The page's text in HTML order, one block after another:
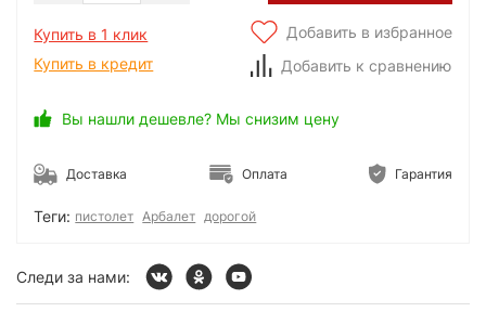
Купить в 1 клик
Купить в кредит
Добавить в избранное
Добавить к сравнению
Вы нашли дешевле? Мы снизим цену
Доставка Оплата Гарантия
Теги: пистолет Арбалет дорогой
Следи за нами: